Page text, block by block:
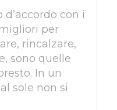
con i
migliori per
rincalzare,
sono quelle
In un
sole non si